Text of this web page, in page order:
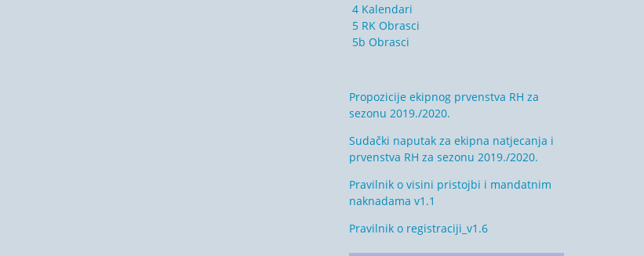
4 Kalendari
5 RK Obrasci
5b Obrasci
Propozicije ekipnog prvenstva RH za
sezonu 2019./2020.
Sudački naputak za ekipna natjecanja i
prvenstva RH za sezonu 2019./2020.
Pravilnik o visini pristojbi i mandatnim
naknadama v1.1
Pravilnik o registraciji_v1.6